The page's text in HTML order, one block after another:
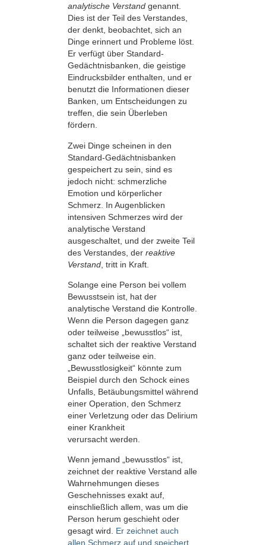
analytische Verstand genannt.
Dies ist der Teil des Verstandes,
der denkt, beobachtet, sich an
Dinge erinnert und Probleme löst.
Er verfügt über Standard-
Gedächtnisbanken, die geistige
Eindrucksbilder enthalten, und er
benutzt die Informationen dieser
Banken, um Entscheidungen zu
treffen, die sein Überleben
fördern.
Zwei Dinge scheinen in den
Standard-Gedächtnisbanken
gespeichert zu sein, sind es
jedoch nicht: schmerzliche
Emotion und körperlicher
Schmerz. In Augenblicken
intensiven Schmerzes wird der
analytische Verstand
ausgeschaltet, und der zweite Teil
des Verstandes, der reaktive
Verstand , tritt in Kraft.
Solange eine Person bei vollem
Bewusstsein ist, hat der
analytische Verstand die Kontrolle.
Wenn die Person dagegen ganz
oder teilweise „bewusstlos“ ist,
schaltet sich der reaktive Verstand
ganz oder teilweise ein.
„Bewusstlosigkeit“ könnte zum
Beispiel durch den Schock eines
Unfalls, Betäubungsmittel während
einer Operation, den Schmerz
einer Verletzung oder das Delirium
einer Krankheit
verursacht werden.
Wenn jemand „bewusstlos“ ist,
zeichnet der reaktive Verstand alle
Wahrnehmungen dieses
Geschehnisses exakt auf,
einschließlich allem, was um die
Person herum geschieht oder
gesagt wird. Er zeichnet auch
allen Schmerz auf und speichert